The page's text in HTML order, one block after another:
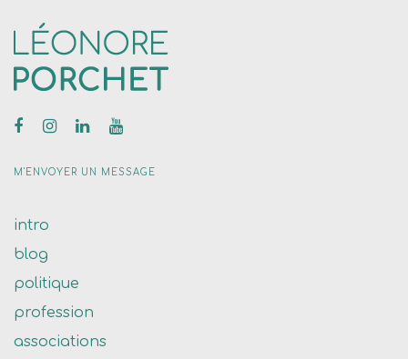
M'ENVOYER UN MESSAGE
intro
blog
politique
profession
associations